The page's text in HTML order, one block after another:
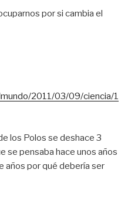
por si cambia el
2011/03/09/ciencia/1
los Polos se deshace 3
se pensaba hace unos años
años por qué debería ser